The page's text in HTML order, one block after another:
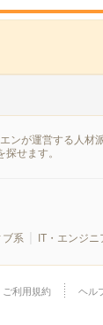
が運営する人
せます。
ブ系 IT・エンジニ
ご利用規約 ヘル